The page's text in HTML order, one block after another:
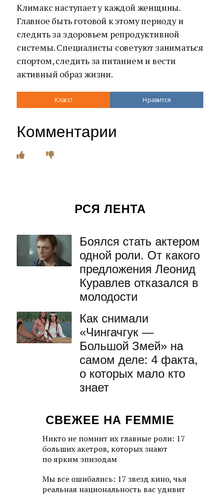
Климакс наступает у каждой женщины.
Главное быть готовой к этому периоду и
следить за здоровьем репродуктивной
системы. Специалисты советуют заниматься
спортом, следить за питанием и вести
активный образ жизни.
Класс! Нравится
Комментарии
РСЯ ЛЕНТА
Боялся стать актером
одной роли. От какого
предложения Леонид
Куравлев отказался в
молодости
Как снимали
«Чингачгук —
Большой Змей» на
самом деле: 4 факта,
о которых мало кто
знает
СВЕЖЕЕ НА FEMMIE
Никто не помнит их главные роли: 17
больших акетров, которых знают
по ярким эпизодам
Мы все ошибались: 17 звезд кино, чья
реальная национальность вас удивит